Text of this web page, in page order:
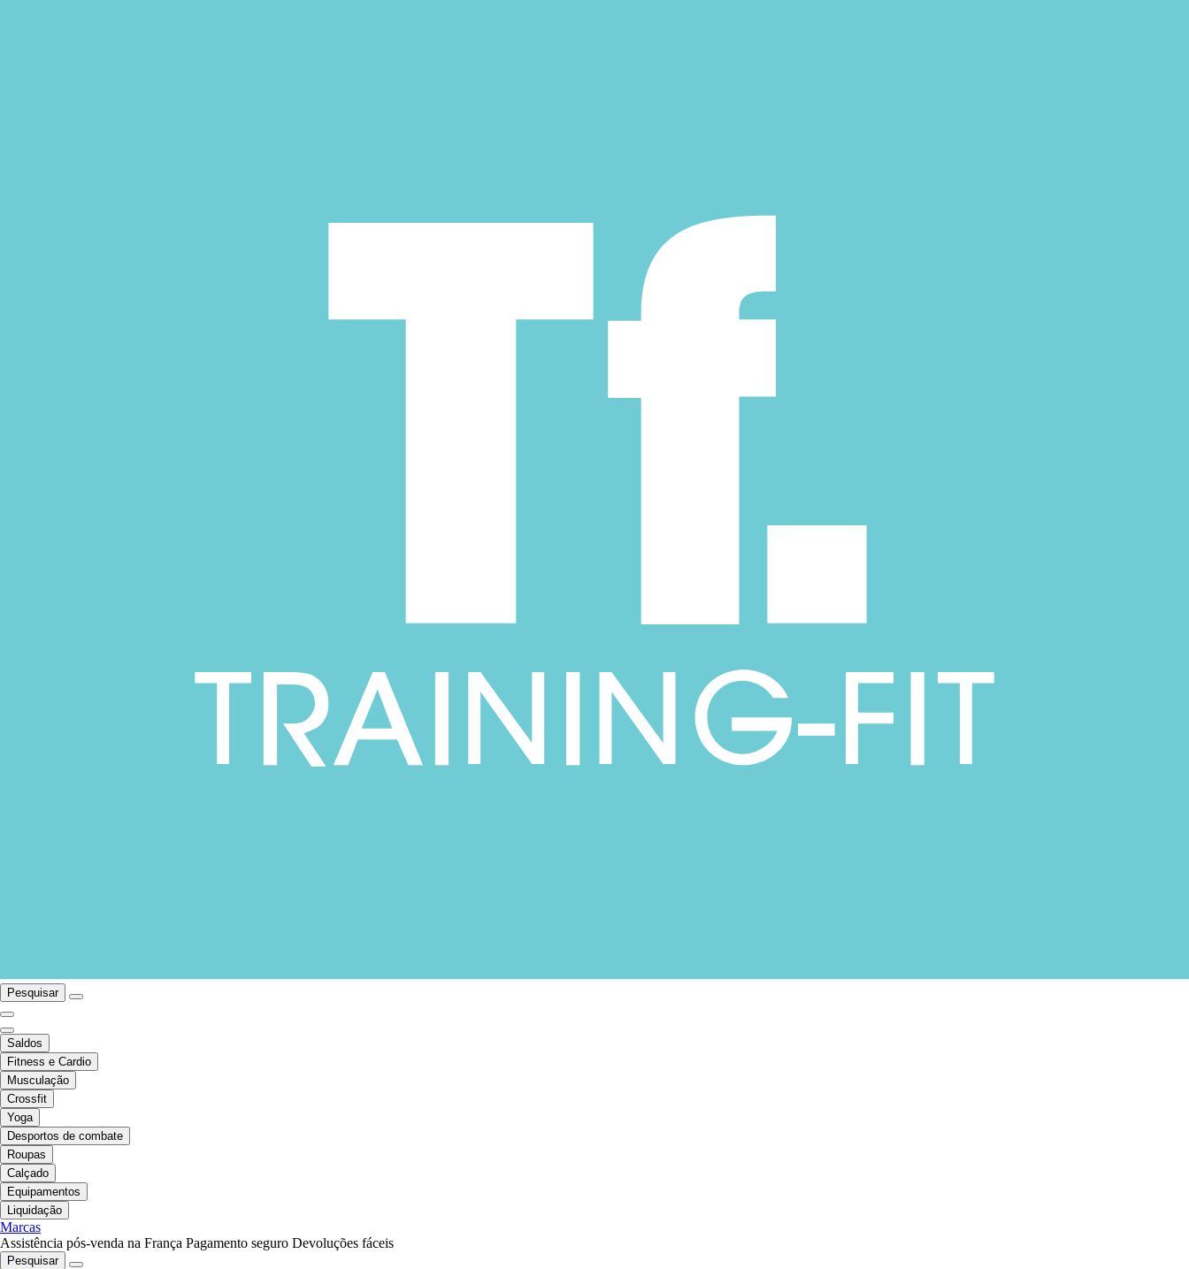
Pesquisar
Saldos
Fitness e Cardio
Musculação
Crossfit
Yoga
Desportos de combate
Roupas
Calçado
Equipamentos
Liquidação
Marcas
Assistência pós-venda na França Pagamento seguro Devoluções fáceis
Pesquisar